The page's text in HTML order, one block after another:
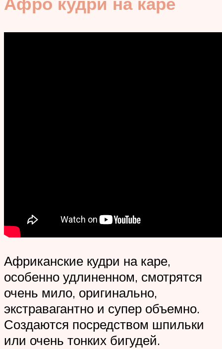
Африканские кудри на каре,
особенно удлиненном, смотрятся
очень мило, оригинально,
экстравагантно и супер объемно.
Создаются посредством шпильки
или очень тонких бигудей.